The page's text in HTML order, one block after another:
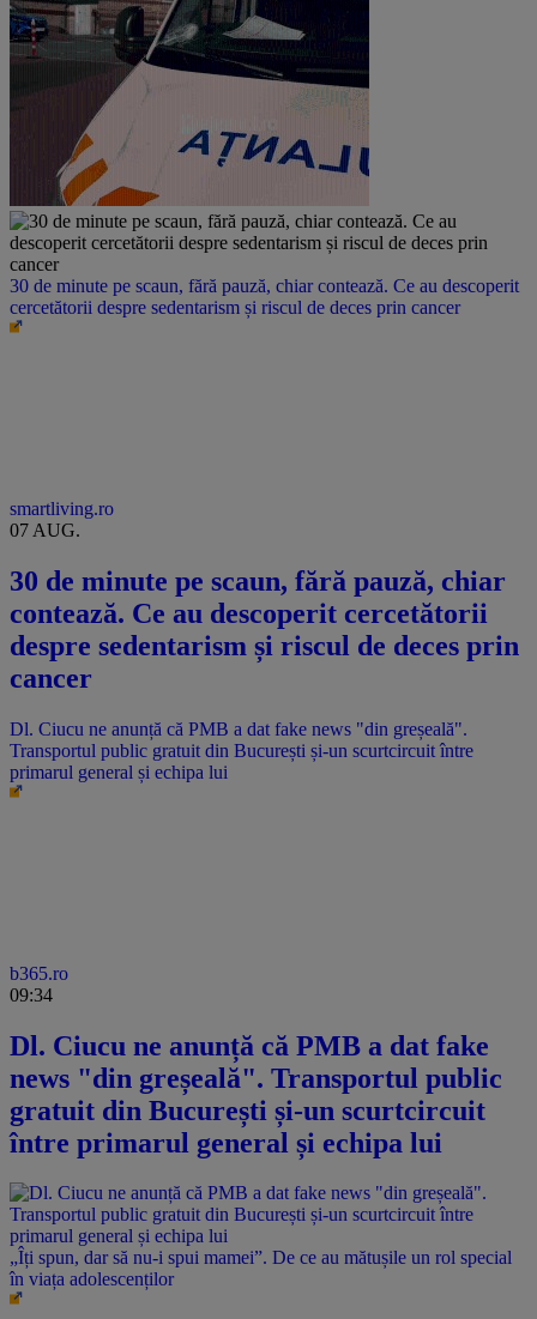
30 de minute pe scaun, fără pauză, chiar contează. Ce au descoperit
cercetătorii despre sedentarism și riscul de deces prin cancer
smartliving.ro
07 AUG.
30 de minute pe scaun, fără pauză, chiar
contează. Ce au descoperit cercetătorii
despre sedentarism și riscul de deces prin
cancer
Dl. Ciucu ne anunță că PMB a dat fake news "din greșeală".
Transportul public gratuit din București și-un scurtcircuit între
primarul general și echipa lui
b365.ro
09:34
Dl. Ciucu ne anunță că PMB a dat fake
news "din greșeală". Transportul public
gratuit din București și-un scurtcircuit
între primarul general și echipa lui
„Îți spun, dar să nu-i spui mamei”. De ce au mătușile un rol special
în viața adolescenților